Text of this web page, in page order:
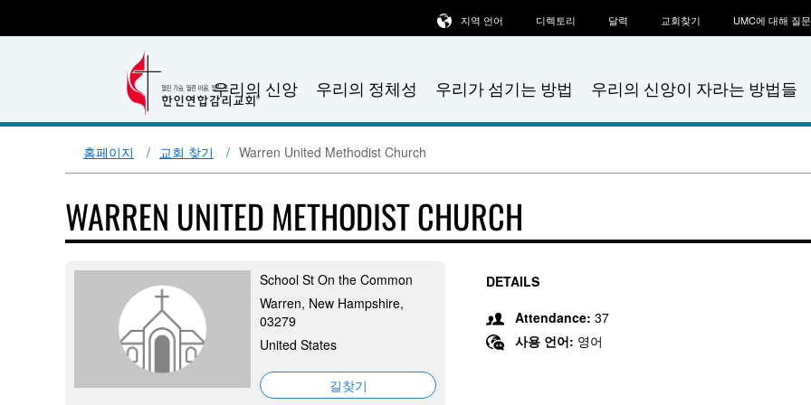
우리의 신앙 우리의 정체성 우리가 섬기는 방법 우리의 신앙이 자라는 방법들
지역 언어 디렉토리 달력 교회찾기 UMC에 대해 질
홈페이지 교회 찾기 Warren United Methodist Church
WARREN UNITED METHODIST CHURCH
School St On the Common
Warren, New Hampshire,
03279
United States
길찾기
DETAILS
Attendance: 37
사용 언어: 영어